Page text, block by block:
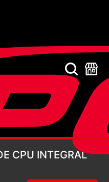
CPU INTEGRAL